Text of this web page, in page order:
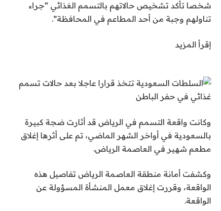
شخصا تأكد تشخيص حالاتهم بالتسمم الغذائي “جراء
تناولهم وجبة من أحد المطاعم في المحافظة”.
إقرأ المزيد
وكانت واقعة التسمم في الرياض قد أثارت ضجة كبيرة
بالسعودية في أواخر الشهر الماضي، تم على أثرها إغلاق
مطعم شهير في العاصمة الرياض.
وكشفت أمانة منطقة العاصمة الرياض تفاصيل هذه
الواقعة، وقررت إغلاق معمل المنشأة المسؤولة عن
الواقعة.